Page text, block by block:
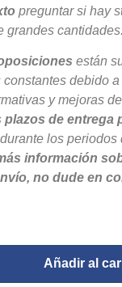
preguntar si hay
grandes cantidades.
están
debido
y mejoras
plazos de entrega
los periodos
información
no dude en
Añadir al